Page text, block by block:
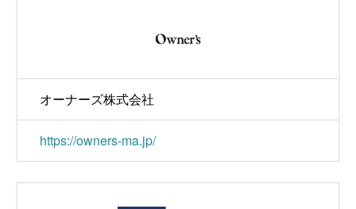
オーナーズ株式会社
https://owners-ma.jp/